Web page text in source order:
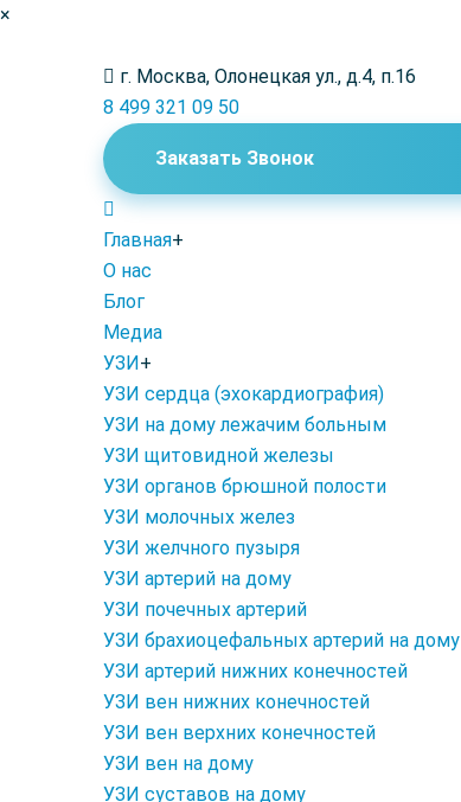
×
г. Москва, Олонецкая ул., д.4, п.16
8 499 321 09 50
Заказать Звонок
Главная+
О нас
Блог
Медиа
УЗИ+
УЗИ сердца (эхокардиография)
УЗИ на дому лежачим больным
УЗИ щитовидной железы
УЗИ органов брюшной полости
УЗИ молочных желез
УЗИ желчного пузыря
УЗИ артерий на дому
УЗИ почечных артерий
УЗИ брахиоцефальных артерий на дому
УЗИ артерий нижних конечностей
УЗИ вен нижних конечностей
УЗИ вен верхних конечностей
УЗИ вен на дому
УЗИ суставов на дому